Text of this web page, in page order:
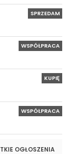
SPRZEDAM
WSPÓŁPRACA
KUPIĘ
WSPÓŁPRACA
OGŁOSZENIA